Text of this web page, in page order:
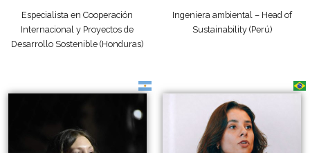
Especialista en Cooperación
Internacional y Proyectos de
Desarrollo Sostenible (Honduras)
Ingeniera ambiental – Head of
Sustainability (Perú)